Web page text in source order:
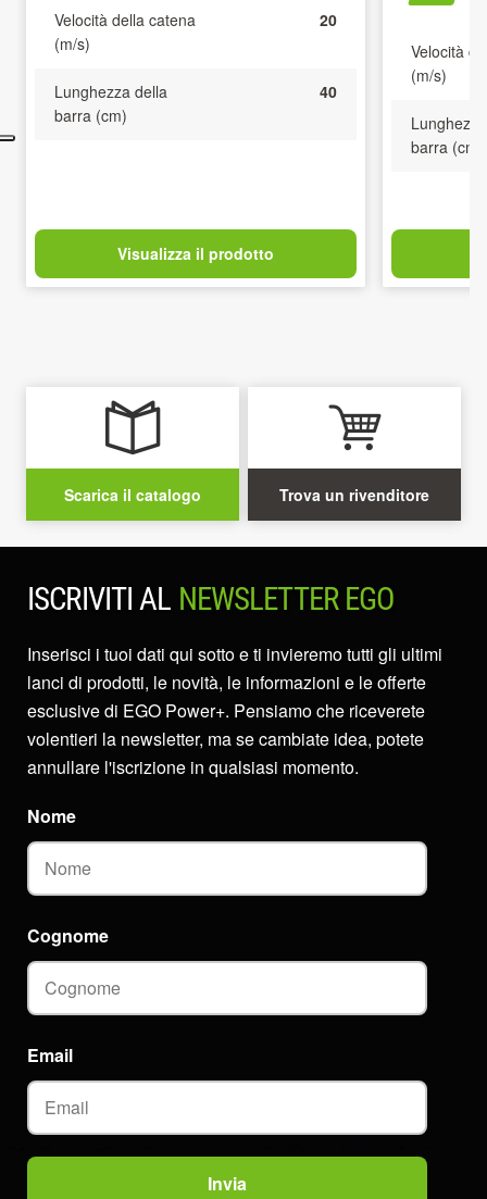
Velocità della catena
(m/s)
20
Lunghezza della
barra (cm)
40
Visualizza il prodotto
Velocità
(m/s)
barra (cm)
Scarica il catalogo Trova un rivenditore
ISCRIVITI AL NEWSLETTER EGO
Inserisci i tuoi dati qui sotto e ti invieremo tutti gli ultimi
lanci di prodotti, le novità, le informazioni e le offerte
esclusive di EGO Power+. Pensiamo che riceverete
volentieri la newsletter, ma se cambiate idea, potete
annullare l'iscrizione in qualsiasi momento.
Email
Nome
Cognome